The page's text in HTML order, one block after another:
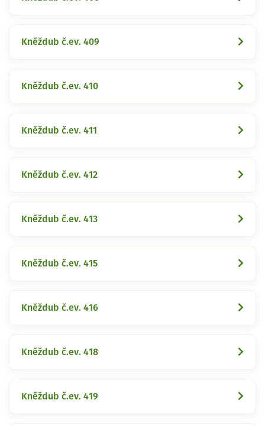
Kněždub č.ev. 409
Kněždub č.ev. 410
Kněždub č.ev. 411
Kněždub č.ev. 412
Kněždub č.ev. 413
Kněždub č.ev. 415
Kněždub č.ev. 416
Kněždub č.ev. 418
Kněždub č.ev. 419